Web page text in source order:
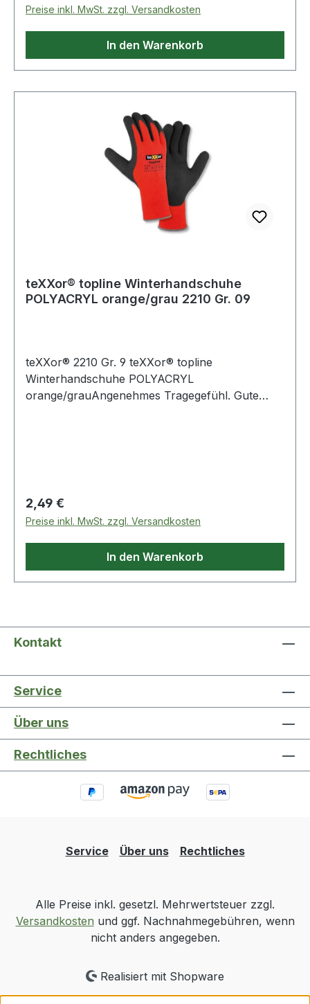
Preise inkl. MwSt. zzgl. Versandkosten
In den Warenkorb
teXXor® topline Winterhandschuhe
POLYACRYL orange/grau 2210 Gr. 09
teXXor® 2210 Gr. 9 teXXor® topline
Winterhandschuhe POLYACRYL
orange/grauAngenehmes Tragegefühl. Gute
Regulärer Preis:
2,49 €
Preise inkl. MwSt. zzgl. Versandkosten
In den Warenkorb
Kontakt
Service
Über uns
Rechtliches
Service Über uns Rechtliches
Alle Preise inkl. gesetzl. Mehrwertsteuer zzgl.
Versandkosten und ggf. Nachnahmegebühren, wenn
nicht anders angegeben.
Realisiert mit Shopware